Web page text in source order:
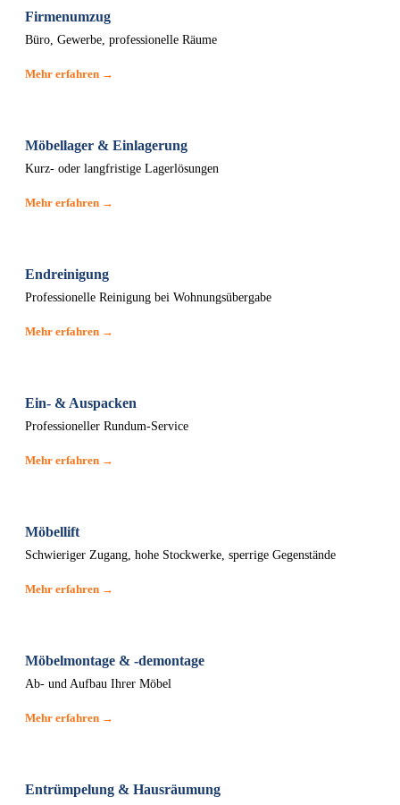
Firmenumzug
Büro, Gewerbe, professionelle Räume
Mehr erfahren →
Möbellager & Einlagerung
Kurz- oder langfristige Lagerlösungen
Mehr erfahren →
Endreinigung
Professionelle Reinigung bei Wohnungsübergabe
Mehr erfahren →
Ein- & Auspacken
Professioneller Rundum-Service
Mehr erfahren →
Möbellift
Schwieriger Zugang, hohe Stockwerke, sperrige Gegenstände
Mehr erfahren →
Möbelmontage & -demontage
Ab- und Aufbau Ihrer Möbel
Mehr erfahren →
Entrümpelung & Hausräumung